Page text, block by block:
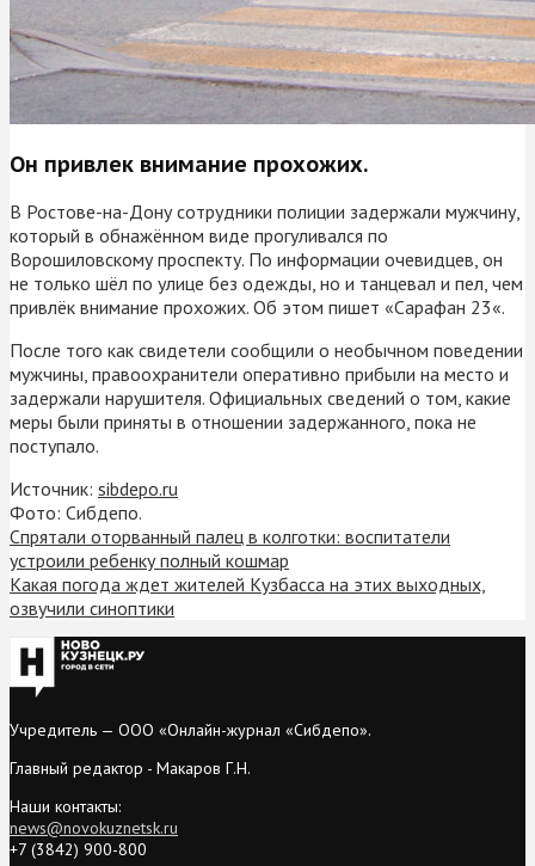
Он привлек внимание прохожих.
В Ростове-на-Дону сотрудники полиции задержали мужчину,
который в обнажённом виде прогуливался по
Ворошиловскому проспекту. По информации очевидцев, он
не только шёл по улице без одежды, но и танцевал и пел, чем
привлёк внимание прохожих. Об этом пишет «Сарафан 23«.
После того как свидетели сообщили о необычном поведении
мужчины, правоохранители оперативно прибыли на место и
задержали нарушителя. Официальных сведений о том, какие
меры были приняты в отношении задержанного, пока не
поступало.
Источник: sibdepo.ru
Фото: Сибдепо.
Спрятали оторванный палец в колготки: воспитатели
устроили ребенку полный кошмар
Какая погода ждет жителей Кузбасса на этих выходных,
озвучили синоптики
Учредитель — ООО «Онлайн-журнал «Сибдепо».
Главный редактор - Макаров Г.Н.
Наши контакты:
news@novokuznetsk.ru
+7 (3842) 900-800